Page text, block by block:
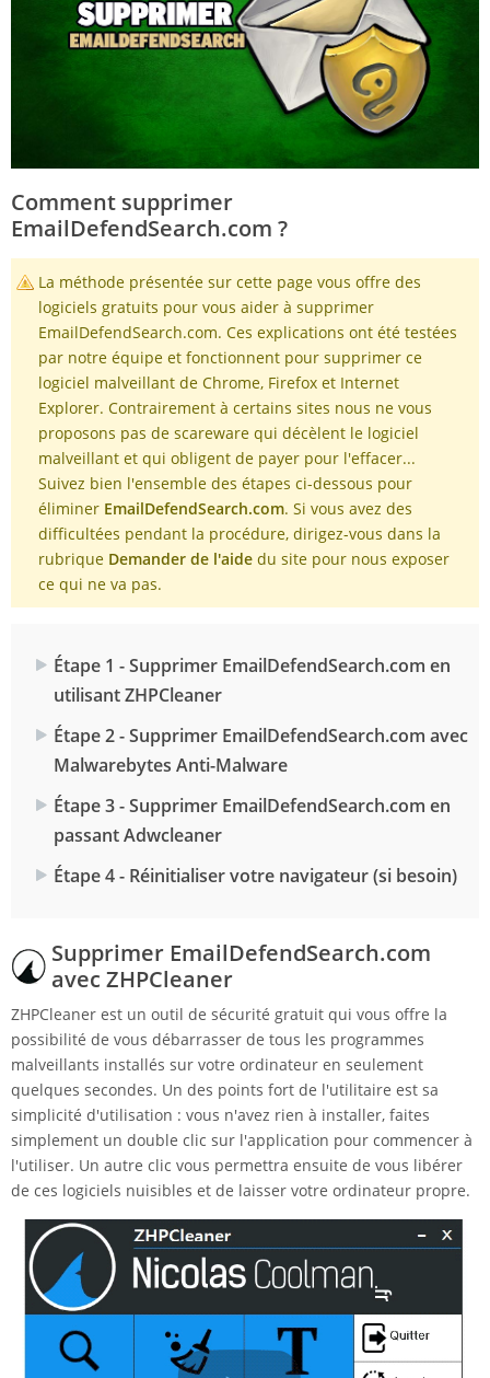
Comment supprimer
EmailDefendSearch.com ?
La méthode présentée sur cette page vous offre des
logiciels gratuits pour vous aider à supprimer
EmailDefendSearch.com. Ces explications ont été testées
par notre équipe et fonctionnent pour supprimer ce
logiciel malveillant de Chrome, Firefox et Internet
Explorer. Contrairement à certains sites nous ne vous
proposons pas de scareware qui décèlent le logiciel
malveillant et qui obligent de payer pour l'effacer...
Suivez bien l'ensemble des étapes ci-dessous pour
éliminer EmailDefendSearch.com. Si vous avez des
difficultées pendant la procédure, dirigez-vous dans la
rubrique Demander de l'aide du site pour nous exposer
ce qui ne va pas.
Étape 1 - Supprimer EmailDefendSearch.com en
utilisant ZHPCleaner
Étape 2 - Supprimer EmailDefendSearch.com avec
Malwarebytes Anti-Malware
Étape 3 - Supprimer EmailDefendSearch.com en
passant Adwcleaner
Étape 4 - Réinitialiser votre navigateur (si besoin)
Supprimer EmailDefendSearch.com
avec ZHPCleaner
ZHPCleaner est un outil de sécurité gratuit qui vous offre la
possibilité de vous débarrasser de tous les programmes
malveillants installés sur votre ordinateur en seulement
quelques secondes. Un des points fort de l'utilitaire est sa
simplicité d'utilisation : vous n'avez rien à installer, faites
simplement un double clic sur l'application pour commencer à
l'utiliser. Un autre clic vous permettra ensuite de vous libérer
de ces logiciels nuisibles et de laisser votre ordinateur propre.